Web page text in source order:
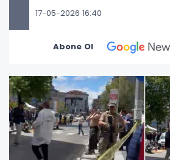
17-05-2026 16:40
Abone Ol